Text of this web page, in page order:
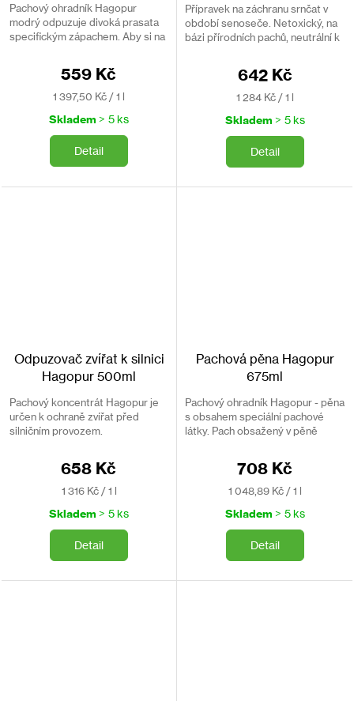
Pachový ohradník Hagopur
modrý odpuzuje divoká prasata
specifickým zápachem. Aby si na
Hagopur, který má...
559 Kč
Měrná
1 397,50 Kč / 1 l
Skladem > 5 ks
Detail
Přípravek na záchranu srnčat v
období senoseče. Netoxický, na
bázi přírodních pachů, neutrální k
642 Kč
Měrná
1 284 Kč / 1 l
Skladem > 5 ks
Detail
Odpuzovač zvířat k silnici
Hagopur 500ml
Pachový koncentrát Hagopur je
určen k ochraně zvířat před
silničním provozem.
658 Kč
Měrná
1 316 Kč / 1 l
Skladem > 5 ks
Detail
Pachová pěna Hagopur
675ml
Pachový ohradník Hagopur - pěna
s obsahem speciální pachové
látky. Pach obsažený v pěně
potřeba do pěny vstříknout
pachový koncentrát.
708 Kč
Měrná
1 048,89 Kč / 1 l
Skladem > 5 ks
Detail